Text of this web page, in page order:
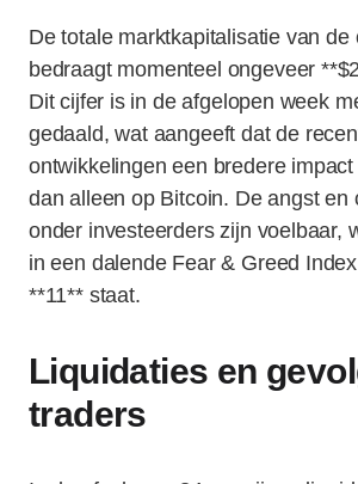
De totale marktkapitalisatie van de
bedraagt momenteel ongeveer
Dit cijfer is in de afgelopen week
gedaald, wat aangeeft dat de
ontwikkelingen een bredere
dan alleen op Bitcoin. De angst en
onder investeerders zijn voelbaar,
in een dalende Fear & Greed
**11** staat.
Liquidaties en
traders